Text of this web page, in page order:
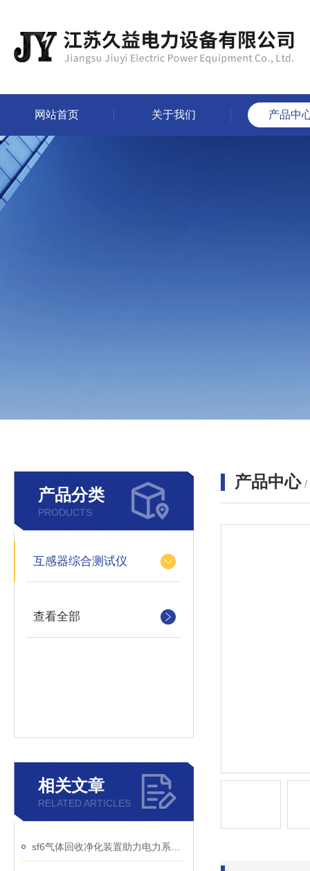
网站首页 关于我们 产品中
产品分类
PRODUCTS
互感器综合测试仪
查看全部
相关文章
RELATED ARTICLES
产品中心 /